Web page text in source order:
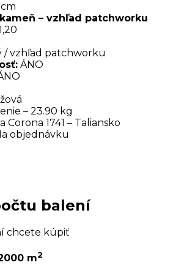
– vzhľad patchworku
/ vzhľad patchworku
ÁNO
– 23.90 kg
Corona 1741 – Taliansko
objednávku
balení
chcete kúpiť
m2